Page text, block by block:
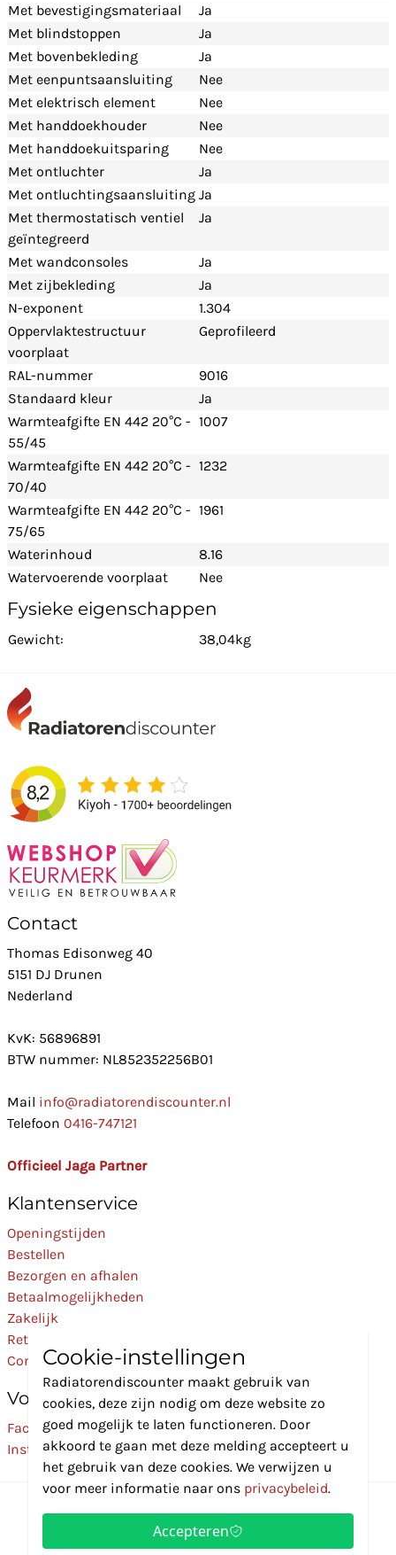
Met bevestigingsmateriaal
Ja
Met blindstoppen
Ja
Met bovenbekleding
Ja
Met eenpuntsaansluiting
Nee
Met elektrisch element
Nee
Met handdoekhouder
Nee
Met handdoekuitsparing
Nee
Met ontluchter
Ja
Met ontluchtingsaansluiting Ja
Met thermostatisch ventiel
geïntegreerd
Ja
Met wandconsoles
Ja
Met zijbekleding
Ja
N-exponent
1.304
Oppervlaktestructuur
voorplaat
Geprofileerd
RAL-nummer
9016
Standaard kleur
Ja
Warmteafgifte EN 442 20°C -
55/45
1007
Warmteafgifte EN 442 20°C -
70/40
1232
Warmteafgifte EN 442 20°C -
75/65
1961
Waterinhoud
8.16
Watervoerende voorplaat
Nee
Fysieke eigenschappen
Gewicht: 38,04kg
Contact
Thomas Edisonweg 40
5151 DJ Drunen
Nederland
KvK: 56896891
BTW nummer: NL852352256B01
Mail info@radiatorendiscounter.nl
Telefoon 0416-747121
Officieel Jaga Partner
Klantenservice
Openingstijden
Bestellen
Bezorgen en afhalen
Betaalmogelijkheden
Zakelijk
Retourneren
Contact
Volg Ons
Facebook
Instagram
Cookie-instellingen
Radiatorendiscounter maakt gebruik van
cookies, deze zijn nodig om deze website zo
goed mogelijk te laten functioneren. Door
akkoord te gaan met deze melding accepteert u
het gebruik van deze cookies. We verwijzen u
voor meer informatie naar ons privacybeleid.
Accepteren